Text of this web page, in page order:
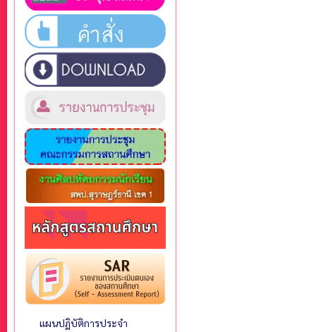
แผนปฏิบัติการประจำ